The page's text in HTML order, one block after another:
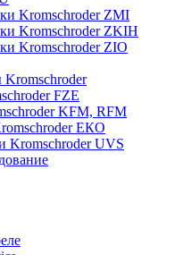
Kromschroder ZМI
Kromschroder ZKIH
Kromschroder ZIO
FZE
KFM, RFM
ЕКО
Kromschroder UVS